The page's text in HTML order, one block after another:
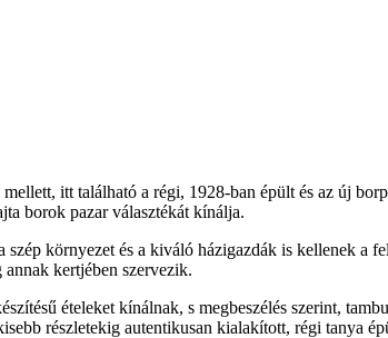
itt található a régi, 1928-ban épült és az új
borok pazar választékát kínálja.
környezet és a kiváló házigazdák is kellenek a
kertjében szervezik.
ételeket kínálnak, s megbeszélés szerint,
részletekig autentikusan kialakított, régi tanya